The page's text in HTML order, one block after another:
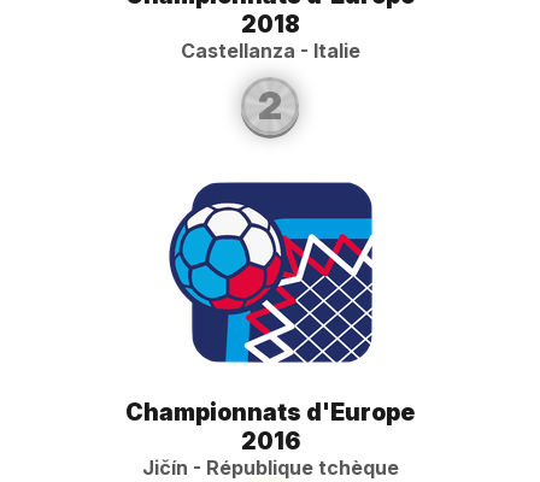
2018
Castellanza - Italie
2
Championnats d'Europe
2016
Jičín - République tchèque